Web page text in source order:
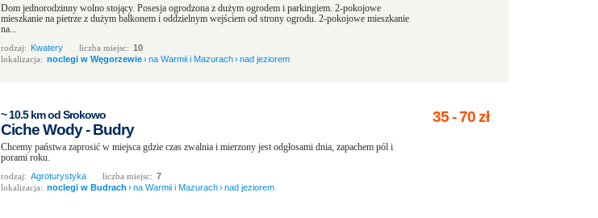
Dom jednorodzinny wolno stojący. Posesja ogrodzona z dużym ogrodem i parkingiem. 2-pokojowe
mieszkanie na pietrze z dużym balkonem i oddzielnym wejściem od strony ogrodu. 2-pokojowe mieszkanie
na...
rodzaj: Kwatery liczba miejsc: 10
lokalizacja: noclegi w Węgorzewie›na Warmii i Mazurach›nad jeziorem
~ 10.5 km od Srokowo
Ciche Wody - Budry
Chcemy państwa zaprosić w miejsca gdzie czas zwalnia i mierzony jest odgłosami dnia, zapachem pól i
porami roku.
rodzaj: Agroturystyka liczba miejsc: 7
lokalizacja: noclegi w Budrach ›na Warmii i Mazurach›nad jeziorem
35-70zł